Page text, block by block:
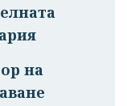
на